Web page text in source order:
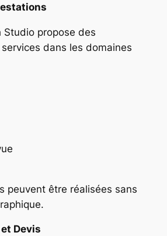
Studio propose des
dans les domaines
peuvent être réalisées sans
Devis